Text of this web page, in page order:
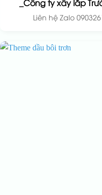
_Công ty xây lắp
Liên hệ Zalo